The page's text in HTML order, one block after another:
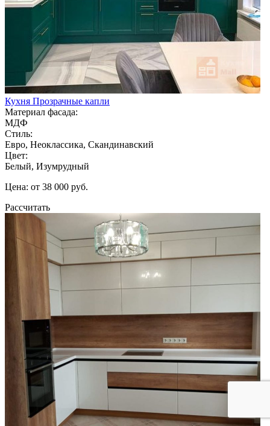
Кухня Прозрачные капли
Материал фасада:
МДФ
Стиль:
Евро, Неоклассика, Скандинавский
Цвет:
Белый, Изумрудный
Цена: от 38 000 руб.
Рассчитать